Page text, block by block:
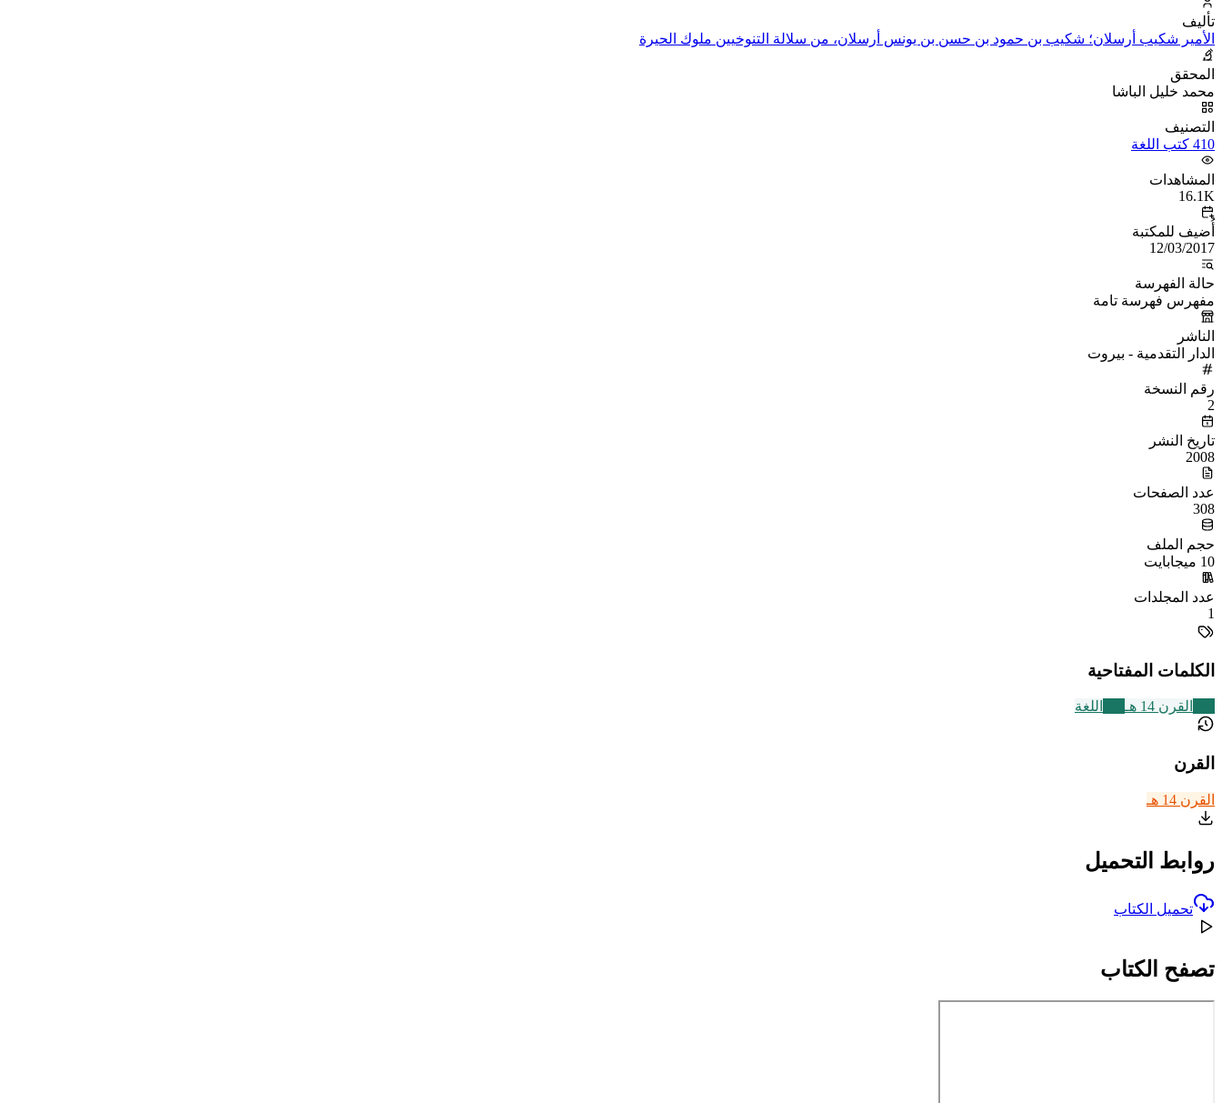
تأليف
الأمير شكيب أرسلان؛ شكيب بن حمود بن حسن بن يونس أرسلان، من سلالة التنوخيين ملوك الحيرة
المحقق
محمد خليل الباشا
التصنيف
410 كتب اللغة
المشاهدات
16.1K
أُضيف للمكتبة
12/03/2017
حالة الفهرسة
مفهرس فهرسة تامة
الناشر
الدار التقدمية - بيروت
رقم النسخة
2
تاريخ النشر
2008
عدد الصفحات
308
حجم الملف
10 ميجابايت
عدد المجلدات
1
الكلمات المفتاحية
القرن 14 هـ اللغة
القرن
القرن 14 هـ
روابط التحميل
تحميل الكتاب
تصفح الكتاب